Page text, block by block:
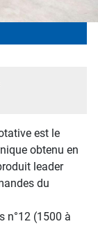
est le
obtenu en
leader
du
n°12 (1500 à